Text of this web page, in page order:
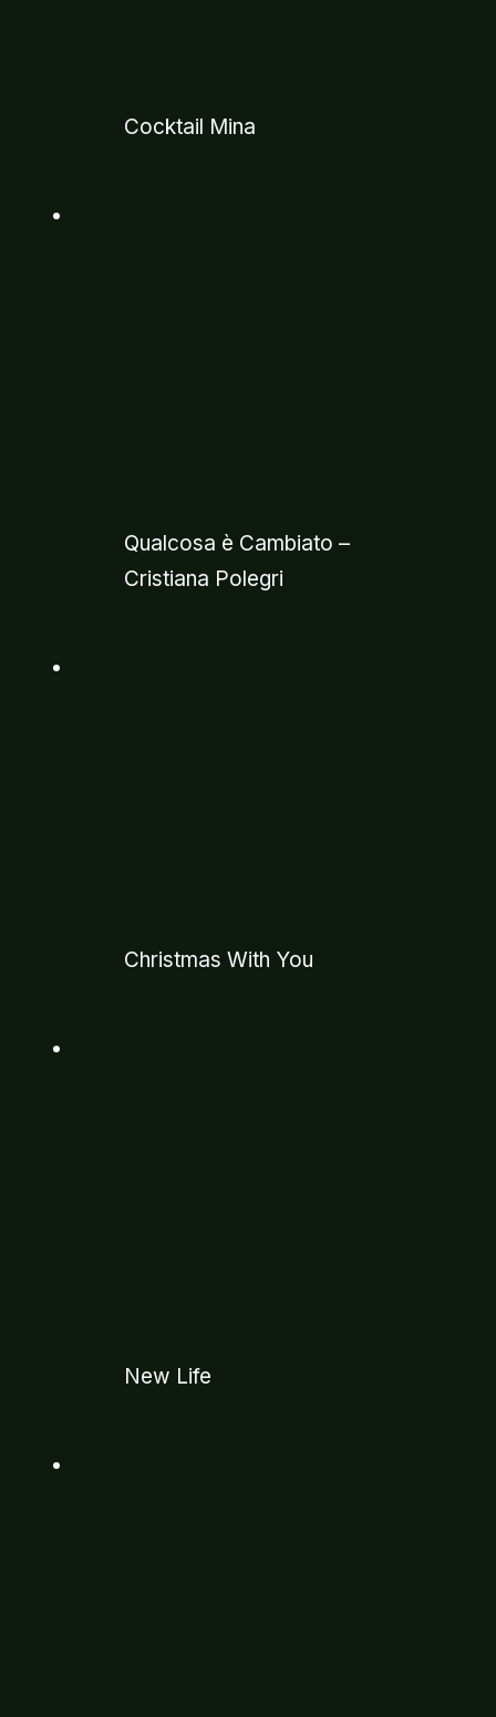
Cocktail Mina
Qualcosa è Cambiato –
Cristiana Polegri
Christmas With You
New Life